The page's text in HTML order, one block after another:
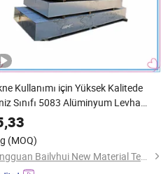
Kullanımı için Yüksek Kalitede
Sınıfı 5083 Alüminyum Levha
Plaka Çin'de
(MOQ)
Dongguan Bailvhui New Material Technology Co., Ltd.